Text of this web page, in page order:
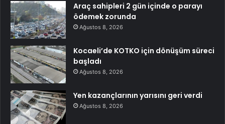
Araç sahipleri 2 gün içinde o parayı
ödemek zorunda
Ağustos 8, 2026
Kocaeli’de KOTKO için dönüşüm süreci
başladı
Ağustos 8, 2026
Yen kazançlarının yarısını geri verdi
Ağustos 8, 2026